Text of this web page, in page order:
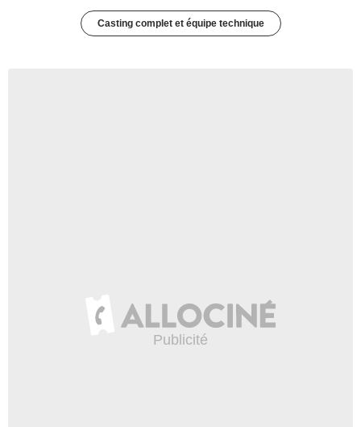
Casting complet et équipe technique